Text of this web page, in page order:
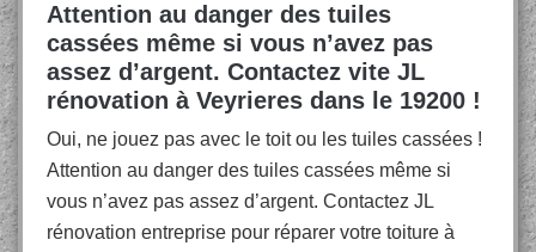
Attention au danger des tuiles
cassées même si vous n’avez pas
assez d’argent. Contactez vite JL
rénovation à Veyrieres dans le 19200 !
Oui, ne jouez pas avec le toit ou les tuiles cassées !
Attention au danger des tuiles cassées même si
vous n’avez pas assez d’argent. Contactez JL
rénovation entreprise pour réparer votre toiture à